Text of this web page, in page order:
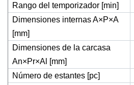
Rango del temporizador [min]
Dimensiones internas A×P×A
[mm]
Dimensiones de la carcasa
An×Pr×Al [mm]
Número de estantes [pc]